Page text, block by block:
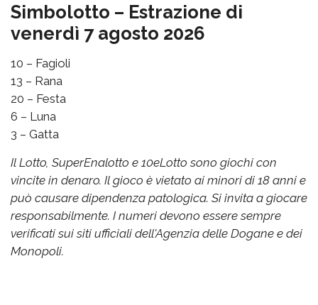
Simbolotto – Estrazione di
venerdì 7 agosto 2026
10 – Fagioli
13 – Rana
20 – Festa
6 – Luna
3 – Gatta
Il Lotto, SuperEnalotto e 10eLotto sono giochi con
vincite in denaro. Il gioco è vietato ai minori di 18 anni e
può causare dipendenza patologica. Si invita a giocare
responsabilmente. I numeri devono essere sempre
verificati sui siti ufficiali dell'Agenzia delle Dogane e dei
Monopoli.